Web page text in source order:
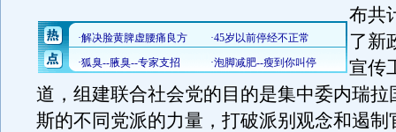
布共
了新
宣传
道，组建联合社会党的目的是集中委内瑞拉
斯的不同党派的力量，打破派别观念和遏制